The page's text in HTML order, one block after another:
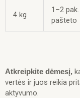
4 kg
1–2
pašteto
Atkreipkite dėmesį,
vertės ir juos reikia
aktyvumo.